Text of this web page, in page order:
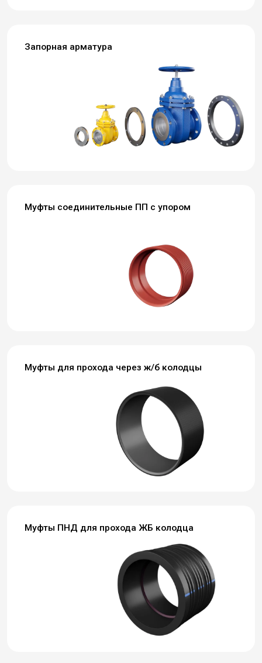
Запорная арматура
Муфты соединительные ПП с упором
Муфты для прохода через ж/б колодцы
Муфты ПНД для прохода ЖБ колодца